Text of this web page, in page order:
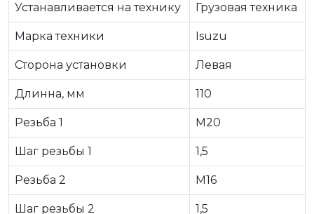
Устанавливается на технику Грузовая техника
Марка техники Isuzu
Сторона установки Левая
Длинна, мм 110
Резьба 1 M20
Шаг резьбы 1 1,5
Резьба 2 M16
Шаг резьбы 2 1,5